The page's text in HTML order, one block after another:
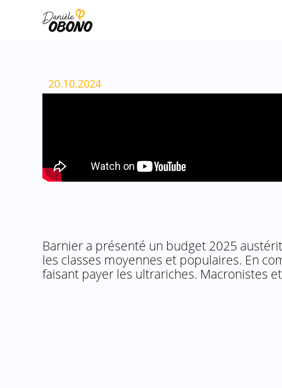
20.10.2024
Barnier a présenté un budget 2025
les classes moyennes et populaires. En
faisant payer les ultrariches. Macronistes